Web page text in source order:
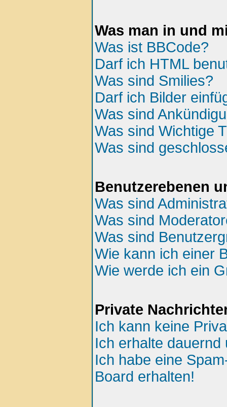
Was man in und
Was ist BBCode?
Darf ich HTML
Was sind Smilies?
Darf ich Bilder
Was sind
Was sind Wichtige
Was sind
Benutzerebenen
Was sind
Was sind
Was sind
Wie kann ich einer
Wie werde ich ein
Private
Ich kann keine
Ich erhalte
Ich habe eine
Board erhalten!